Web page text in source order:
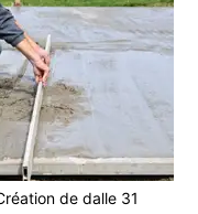
de dalle 31